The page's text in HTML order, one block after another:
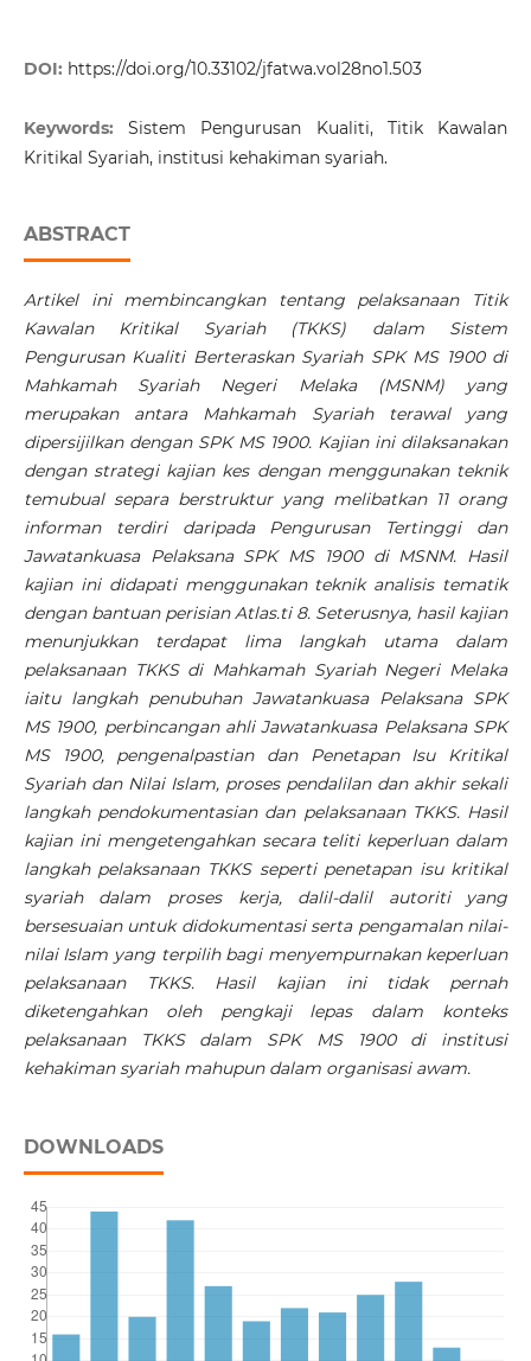
DOI: https://doi.org/10.33102/jfatwa.vol28no1.503
Keywords:Sistem Pengurusan Kualiti, Titik Kawalan
Kritikal Syariah, institusi kehakiman syariah.
ABSTRACT
Artikel ini membincangkan tentang pelaksanaan Titik
Kawalan Kritikal Syariah (TKKS) dalam Sistem
Pengurusan Kualiti Berteraskan Syariah SPK MS 1900 di
Mahkamah Syariah Negeri Melaka (MSNM) yang
merupakan antara Mahkamah Syariah terawal yang
dipersijilkan dengan SPK MS 1900. Kajian ini dilaksanakan
dengan strategi kajian kes dengan menggunakan teknik
temubual separa berstruktur yang melibatkan 11 orang
informan terdiri daripada Pengurusan Tertinggi dan
Jawatankuasa Pelaksana SPK MS 1900 di MSNM. Hasil
kajian ini didapati menggunakan teknik analisis tematik
dengan bantuan perisian Atlas.ti 8. Seterusnya, hasil kajian
menunjukkan terdapat lima langkah utama dalam
pelaksanaan TKKS di Mahkamah Syariah Negeri Melaka
iaitu langkah penubuhan Jawatankuasa Pelaksana SPK
MS 1900, perbincangan ahli Jawatankuasa Pelaksana SPK
MS 1900, pengenalpastian dan Penetapan Isu Kritikal
Syariah dan Nilai Islam, proses pendalilan dan akhir sekali
langkah pendokumentasian dan pelaksanaan TKKS. Hasil
kajian ini mengetengahkan secara teliti keperluan dalam
langkah pelaksanaan TKKS seperti penetapan isu kritikal
syariah dalam proses kerja, dalil-dalil autoriti yang
bersesuaian untuk didokumentasi serta pengamalan nilai-
nilai Islam yang terpilih bagi menyempurnakan keperluan
pelaksanaan TKKS. Hasil kajian ini tidak pernah
diketengahkan oleh pengkaji lepas dalam konteks
pelaksanaan TKKS dalam SPK MS 1900 di institusi
kehakiman syariah mahupun dalam organisasi awam.
DOWNLOADS